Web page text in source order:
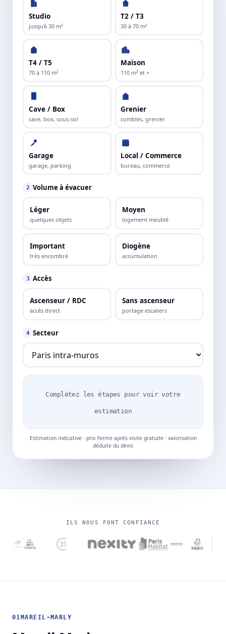
Studio
jusqu'à 30 m²
T2 / T3
30 à 70 m²
T4 / T5
70 à 110 m²
Maison
110 m² et +
Cave / Box
cave, box, sous-sol
Grenier
combles, grenier
Garage
garage, parking
Local / Commerce
bureau, commerce
2 Volume à évacuer
Léger
quelques objets
Moyen
logement meublé
Important
très encombré
Diogène
accumulation
3 Accès
Ascenseur / RDC
accès direct
Sans ascenseur
portage escaliers
4 Secteur
Complétez les étapes pour voir votre
estimation
Estimation indicative · prix ferme après visite gratuite · valorisation
déduite du devis
ILS NOUS FONT CONFIANCE
01 MAREIL-MARLY